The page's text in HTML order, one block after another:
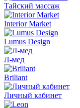
Тайский массаж
Interior Market
Lumus Design
Л-мед
Briliant
Личный кабинет